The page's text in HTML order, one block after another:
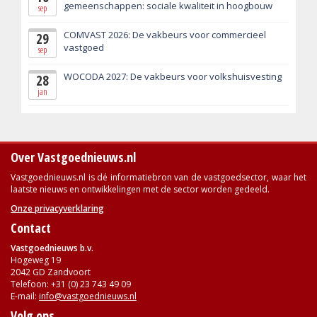
sep
gemeenschappen: sociale kwaliteit in hoogbouw
29
sep
COMVAST 2026: De vakbeurs voor commercieel
vastgoed
28
jan
WOCODA 2027: De vakbeurs voor volkshuisvesting
Over Vastgoednieuws.nl
Vastgoednieuws.nl is dé informatiebron van de vastgoedsector, waar het
laatste nieuws en ontwikkelingen met de sector worden gedeeld.
Onze privacyverklaring
Contact
Vastgoednieuws b.v.
Hogeweg 19
2042 GD Zandvoort
Telefoon: +31 (0) 23 743 49 09
E-mail: info@vastgoednieuws.nl